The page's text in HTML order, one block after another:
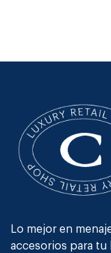
Lo mejor en
accesorios para tu